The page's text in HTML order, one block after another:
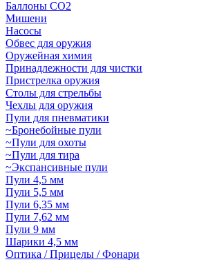
Баллоны СО2
Мишени
Насосы
Обвес для оружия
Оружейная химия
Принадлежности для чистки
Пристрелка оружия
Столы для стрельбы
Чехлы для оружия
Пули для пневматики
~Бронебойные пули
~Пули для охоты
~Пули для тира
~Экспансивные пули
Пули 4,5 мм
Пули 5,5 мм
Пули 6,35 мм
Пули 7,62 мм
Пули 9 мм
Шарики 4,5 мм
Оптика / Прицелы / Фонари